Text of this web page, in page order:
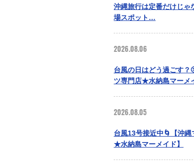
沖縄旅行は定番だけじ
場スポット…
2026.08.06
台風の日はどう過ごす？
ツ専門店★水納島マーメ
2026.08.05
台風13号接近中🌀【沖
★水納島マーメイド】